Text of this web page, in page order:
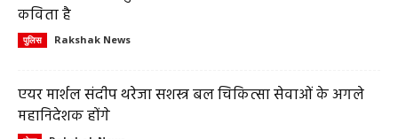
कविता है
पुलिस Rakshak News
एयर मार्शल संदीप थरेजा सशस्त्र बल चिकित्सा सेवाओं के अगले
महानिदेशक होंगे